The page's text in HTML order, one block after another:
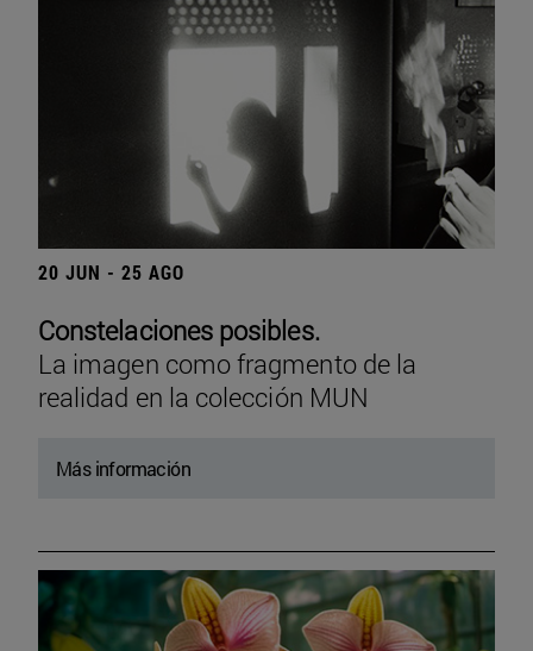
20 JUN - 25 AGO
Constelaciones posibles.
La imagen como fragmento de la
realidad en la colección MUN
Más información